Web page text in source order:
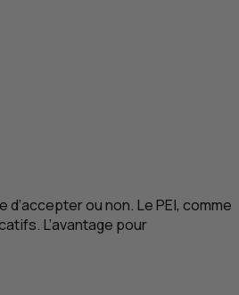
ou non. LePEI, comme
L’avantage pour